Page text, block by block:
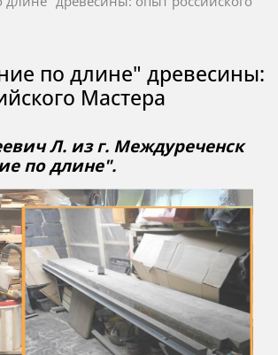
по длине" древесины:
Мастера
Л. из г. Междуреченск
по длине".